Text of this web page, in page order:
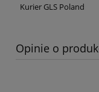
Kurier GLS Poland
Opinie o